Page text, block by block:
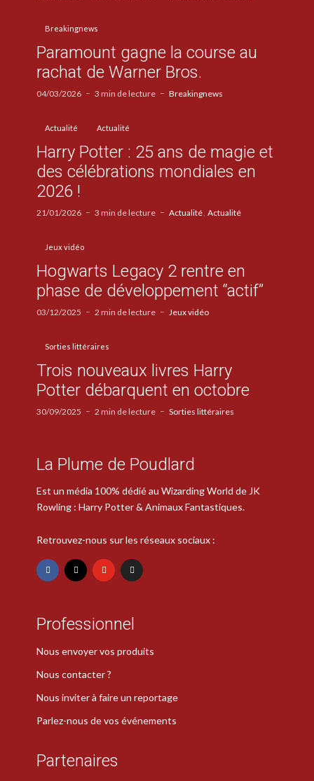
Breakingnews
Paramount gagne la course au
rachat de Warner Bros.
04/03/2026 3 min de lecture Breakingnews
Actualité Actualité
Harry Potter : 25 ans de magie et
des célébrations mondiales en
2026 !
21/01/2026 3 min de lecture Actualité Actualité
Jeux vidéo
Hogwarts Legacy 2 rentre en
phase de développement “actif”
03/12/2025 2 min de lecture Jeux vidéo
Sorties littéraires
Trois nouveaux livres Harry
Potter débarquent en octobre
30/09/2025 2 min de lecture Sorties littéraires
La Plume de Poudlard
Est un média 100% dédié au Wizarding World de JK
Rowling : Harry Potter & Animaux Fantastiques.
Retrouvez-nous sur les réseaux sociaux :
Professionnel
Nous envoyer vos produits
Nous contacter ?
Nous inviter à faire un reportage
Parlez-nous de vos événements
Partenaires